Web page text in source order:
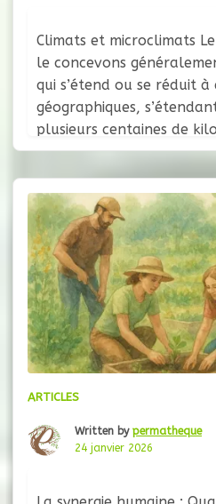
Climats et microclimats
le concevons
qui s’étend ou se réduit
géographiques,
plusieurs centaines de
détermine les grandes
notre planète : forêts
toundras… Les effets de
sur
ARTICLES
Written by permatheque
24 janvier 2026